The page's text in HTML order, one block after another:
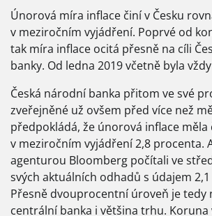
Únorová míra inflace činí v Česku
v meziročním vyjádření. Poprvé od
tak míra inflace ocitá přesně na cíli
banky. Od ledna 2019 včetně byla
Česká národní banka přitom ve své
zveřejněné už ovšem před více než
předpokládá, že únorová inflace měla
v meziročním vyjádření 2,8 procenta.
agenturou Bloomberg počítali ve
svých aktuálních odhadů s údajem
Přesně dvouprocentní úroveň je tedy
centrální banka i většina trhu. Koruna